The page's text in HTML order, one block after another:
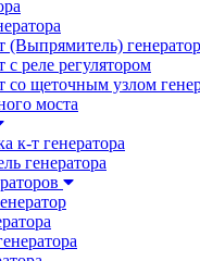
реле регулятором
щеточным узлом
моста
к-т генератора
генератора